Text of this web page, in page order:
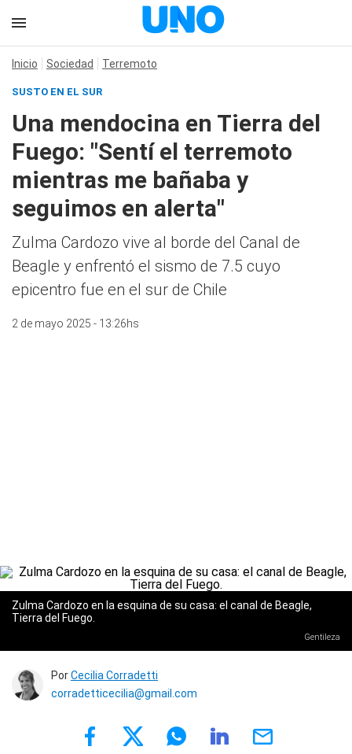
Inicio Sociedad Terremoto
SUSTO EN EL SUR
Una mendocina en Tierra del
Fuego: "Sentí el terremoto
mientras me bañaba y
seguimos en alerta"
Zulma Cardozo vive al borde del Canal de
Beagle y enfrentó el sismo de 7.5 cuyo
epicentro fue en el sur de Chile
2 de mayo 2025 - 13:26hs
Zulma Cardozo en la esquina de su casa: el canal de Beagle,
Tierra del Fuego.
Gentileza
PorCecilia Corradetti
corradetticecilia@gmail.com